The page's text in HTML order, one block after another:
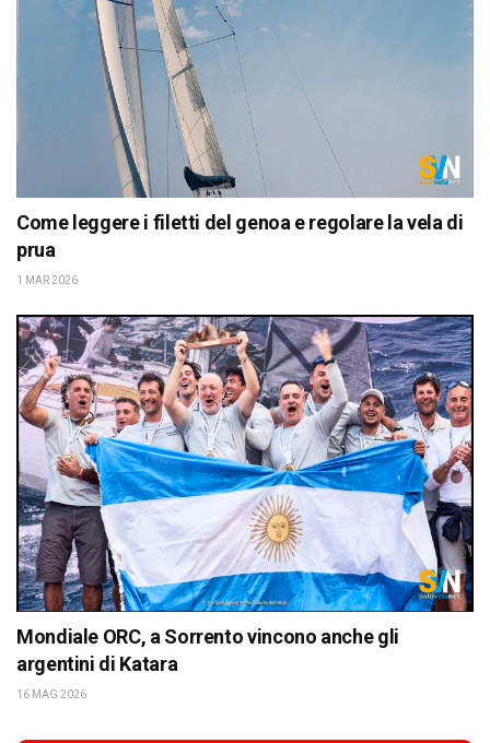
Come leggere i filetti del genoa e regolare la vela di
prua
1 MAR 2026
Mondiale ORC, a Sorrento vincono anche gli
argentini di Katara
16 MAG 2026